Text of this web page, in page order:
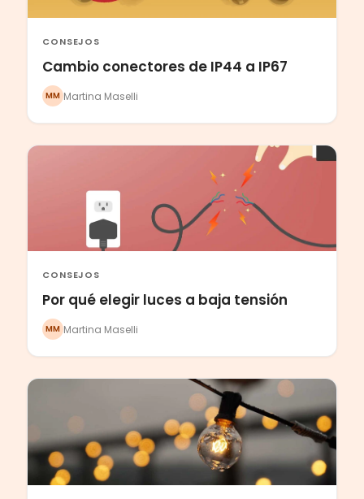
CONSEJOS
Cambio conectores de IP44 a IP67
MM Martina Maselli
CONSEJOS
Por qué elegir luces a baja tensión
MM Martina Maselli